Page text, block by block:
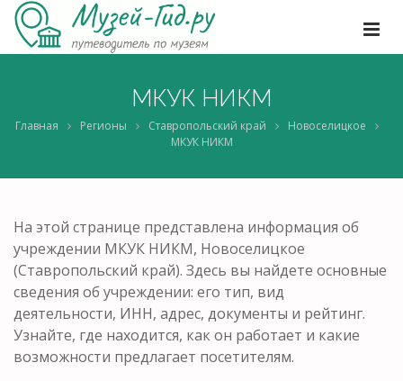
МКУК НИКМ
Главная Регионы Ставропольский край
Новоселицкое
МКУК НИКМ
На этой странице представлена информация об
учреждении МКУК НИКМ, Новоселицкое
(Ставропольский край). Здесь вы найдете основные
сведения об учреждении: его тип, вид
деятельности, ИНН, адрес, документы и рейтинг.
Узнайте, где находится, как он работает и какие
возможности предлагает посетителям.